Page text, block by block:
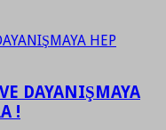
DAYANIŞMAYA
!